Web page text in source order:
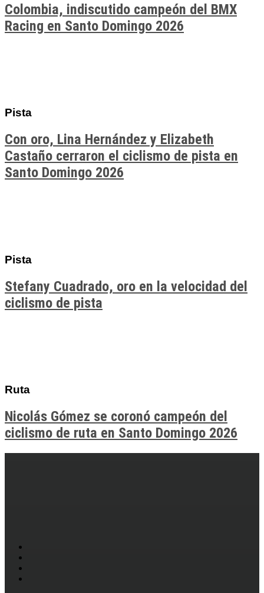
Colombia, indiscutido campeón del BMX
Racing en Santo Domingo 2026
Pista
Con oro, Lina Hernández y Elizabeth
Castaño cerraron el ciclismo de pista en
Santo Domingo 2026
Pista
Stefany Cuadrado, oro en la velocidad del
ciclismo de pista
Ruta
Nicolás Gómez se coronó campeón del
ciclismo de ruta en Santo Domingo 2026